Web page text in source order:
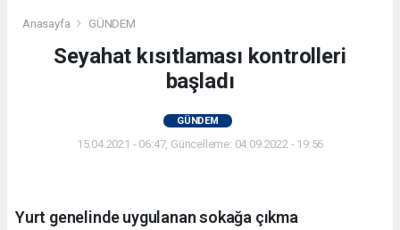
Anasayfa GÜNDEM
Seyahat kısıtlaması kontrolleri
başladı
GÜNDEM
15.04.2021 - 06:47, Güncelleme: 04.09.2022 - 19:56
Yurt genelinde uygulanan sokağa çıkma